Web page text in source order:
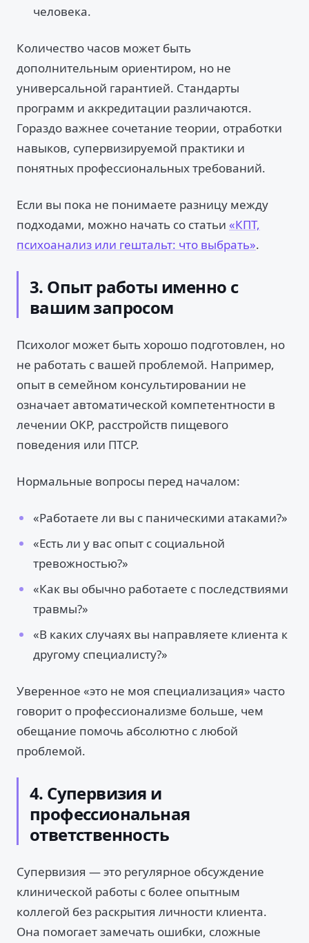
человека.
Количество часов может быть
дополнительным ориентиром, но не
универсальной гарантией. Стандарты
программ и аккредитации различаются.
Гораздо важнее сочетание теории, отработки
навыков, супервизируемой практики и
понятных профессиональных требований.
Если вы пока не понимаете разницу между
подходами, можно начать со статьи «КПТ,
психоанализ или гештальт: что выбрать».
3. Опыт работы именно с
вашим запросом
Психолог может быть хорошо подготовлен, но
не работать с вашей проблемой. Например,
опыт в семейном консультировании не
означает автоматической компетентности в
лечении ОКР, расстройств пищевого
поведения или ПТСР.
Нормальные вопросы перед началом:
«Работаете ли вы с паническими атаками?»
«Есть ли у вас опыт с социальной
тревожностью?»
«Как вы обычно работаете с последствиями
травмы?»
«В каких случаях вы направляете клиента к
другому специалисту?»
Уверенное «это не моя специализация» часто
говорит о профессионализме больше, чем
обещание помочь абсолютно с любой
проблемой.
4. Супервизия и
профессиональная
ответственность
Супервизия — это регулярное обсуждение
клинической работы с более опытным
коллегой без раскрытия личности клиента.
Она помогает замечать ошибки, сложные